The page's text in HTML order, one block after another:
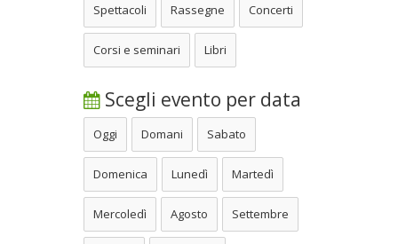
Spettacoli Rassegne Concerti
Corsi e seminari Libri
Scegli evento per data
Oggi Domani Sabato
Domenica Lunedì Martedì
Mercoledì Agosto Settembre